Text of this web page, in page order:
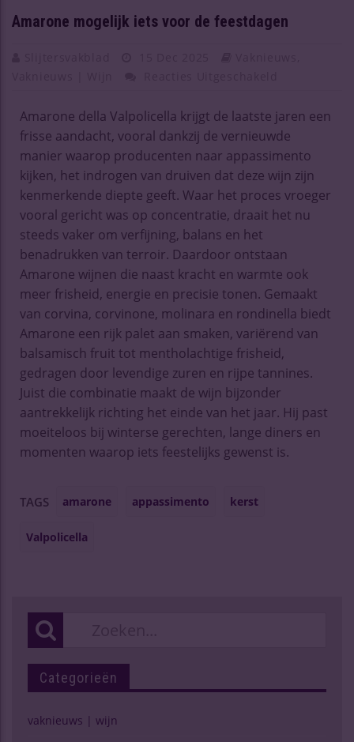
Amarone mogelijk iets voor de feestdagen
Amarone della Valpolicella krijgt de laatste jaren een
frisse aandacht, vooral dankzij de vernieuwde
manier waarop producenten naar appassimento
kijken, het indrogen van druiven dat deze wijn zijn
kenmerkende diepte geeft. Waar het proces vroeger
vooral gericht was op concentratie, draait het nu
steeds vaker om verfijning, balans en het
benadrukken van terroir. Daardoor ontstaan
Amarone wijnen die naast kracht en warmte ook
meer frisheid, energie en precisie tonen. Gemaakt
van corvina, corvinone, molinara en rondinella biedt
Amarone een rijk palet aan smaken, variërend van
balsamisch fruit tot mentholachtige frisheid,
gedragen door levendige zuren en rijpe tannines.
Juist die combinatie maakt de wijn bijzonder
aantrekkelijk richting het einde van het jaar. Hij past
moeiteloos bij winterse gerechten, lange diners en
momenten waarop iets feestelijks gewenst is.
TAGS amarone appassimento kerst
Valpolicella
Categorieën
vaknieuws | wijn